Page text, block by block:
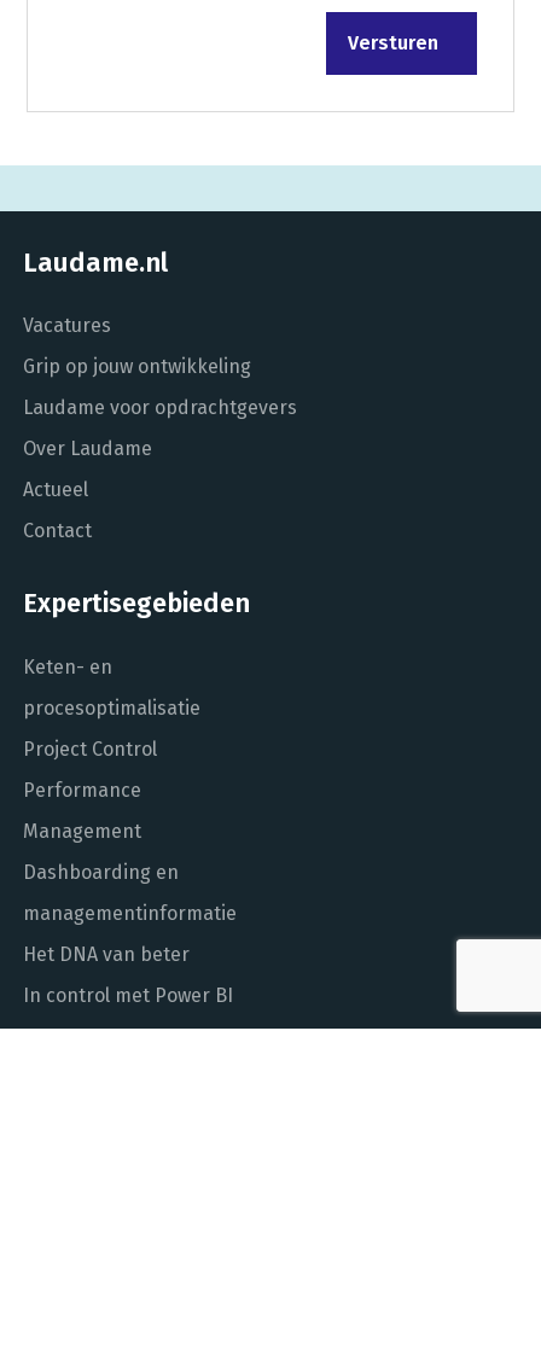
Laudame.nl
Vacatures
Grip op jouw ontwikkeling
Laudame voor opdrachtgevers
Over Laudame
Actueel
Contact
Expertisegebieden
Keten- en
procesoptimalisatie
Project Control
Performance
Management
Dashboarding en
managementinformatie
Het DNA van beter
In control met Power BI